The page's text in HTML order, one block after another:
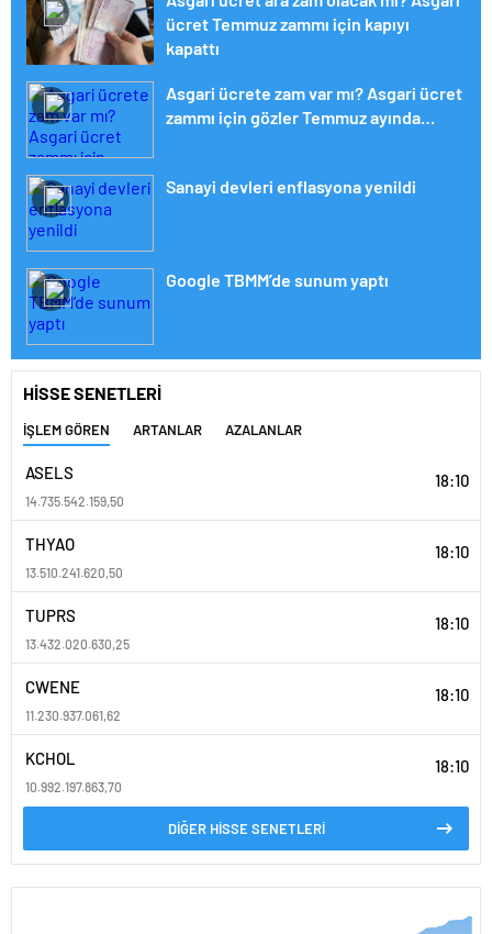
ücret Temmuz zammı için kapıyı
kapattı
Asgari ücrete zam var mı? Asgari ücret
zammı için gözler Temmuz ayında…
Sanayi devleri enflasyona yenildi
Google TBMM’de sunum yaptı
HİSSE SENETLERİ
İŞLEM GÖREN ARTANLAR AZALANLAR
ASELS
14.735.542.159,50
18:10
THYAO
13.510.241.620,50
18:10
TUPRS
13.432.020.630,25
18:10
CWENE
11.230.937.061,62
18:10
KCHOL
10.992.197.863,70
18:10
DİĞER HİSSE SENETLERİ